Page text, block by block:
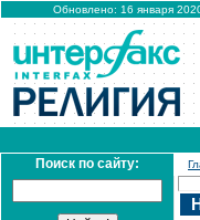
Обновлено: 16 января
Поиск по сайту: